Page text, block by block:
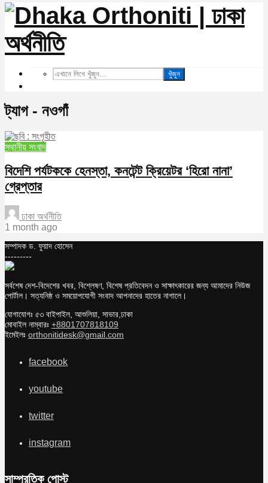
খুঁজুন
ট্যাগ - নওগাঁ
স্থানীয় সংবাদ
বিদেশি পর্যটককে হেনস্তা, কনটেন্ট ক্রিয়েটর ‘হিরো নানা’
গ্রেপ্তার
ঢাকা অর্থনীতি
1 month ago
সম্পাদক ড. ফুয়াদ হোসেন
---------
সর্বশেষ দেশ-বিদেশের খবর, বিশ্লেষণ, বিশেষ প্রতিবেদন ও সাক্ষাৎকারের জন্য আমাদের নিউজ
পোর্টাল। সত্যনিষ্ঠ ও সময়োপযোগী সংবাদ আপনাদের হাতের নাগালে।
যোগাযোগঃ ৫৩ বাইপাইল, আশুলিয়া, সাভার,ঢাকা
মোবাইল নাম্বারঃ +8801707818109
ইমেইলঃ orthonitidesk@gmail.com
facebook
youtube
twitter
instagram
সাম্প্রতিক পোস্ট